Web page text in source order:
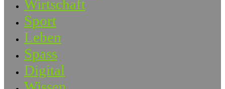
Wirtschaft
Sport
Leben
Spass
Digital